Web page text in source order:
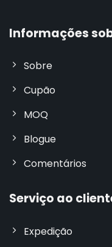
Informações
Sobre
Cupão
MOQ
Blogue
Comentários
Serviço ao
Expedição